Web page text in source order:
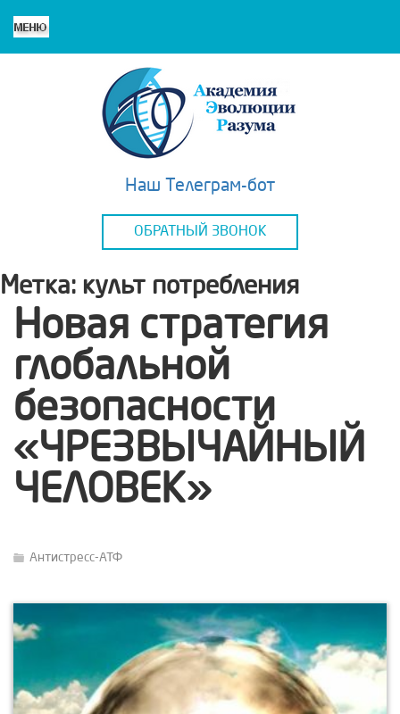
Наш Телеграм-бот
ОБРАТНЫЙ ЗВОНОК
Метка: культ потребления
Новая стратегия
глобальной
безопасности
«ЧРЕЗВЫЧАЙНЫЙ
ЧЕЛОВЕК»
Антистресс-АТФ